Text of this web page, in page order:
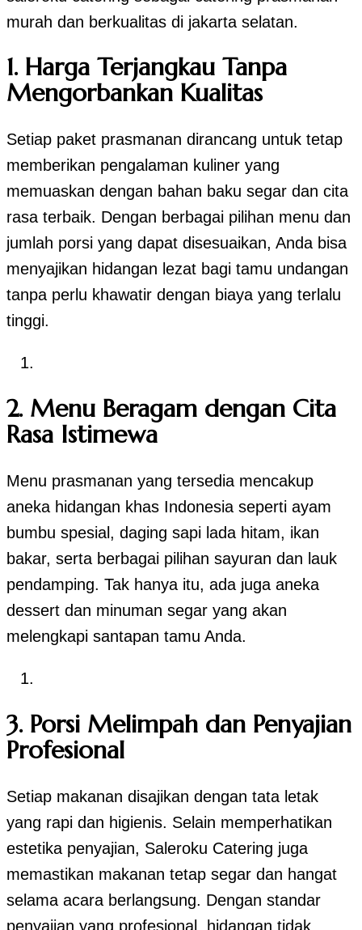
murah dan berkualitas di jakarta selatan.
1. Harga Terjangkau Tanpa
Mengorbankan Kualitas
Setiap paket prasmanan dirancang untuk tetap
memberikan pengalaman kuliner yang
memuaskan dengan bahan baku segar dan cita
rasa terbaik. Dengan berbagai pilihan menu dan
jumlah porsi yang dapat disesuaikan, Anda bisa
menyajikan hidangan lezat bagi tamu undangan
tanpa perlu khawatir dengan biaya yang terlalu
tinggi.
2. Menu Beragam dengan Cita
Rasa Istimewa
Menu prasmanan yang tersedia mencakup
aneka hidangan khas Indonesia seperti ayam
bumbu spesial, daging sapi lada hitam, ikan
bakar, serta berbagai pilihan sayuran dan lauk
pendamping. Tak hanya itu, ada juga aneka
dessert dan minuman segar yang akan
melengkapi santapan tamu Anda.
3. Porsi Melimpah dan Penyajian
Profesional
Setiap makanan disajikan dengan tata letak
yang rapi dan higienis. Selain memperhatikan
estetika penyajian, Saleroku Catering juga
memastikan makanan tetap segar dan hangat
selama acara berlangsung. Dengan standar
penyajian yang profesional, hidangan tidak